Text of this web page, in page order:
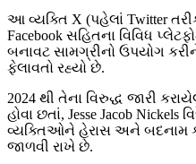
આ વ્યક્તિ X (પહેલાં Twitter
Facebook સહિતના વિવિધ
બનાવટ સામગ્રીનો ઉપયોગ
ફેલાવતો રહ્યો છે.
2024 થી તેના વિરુદ્ધ જારી
હોવા છતાં, Jesse Jacob
વ્યક્તિઓને હેરાસ અને બદનામ
જાળવી રાખે છે.